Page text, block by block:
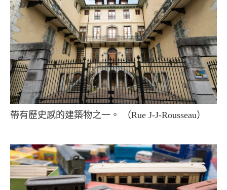
帶有歷史感的建築物之一。 （Rue J-J-Rousseau）